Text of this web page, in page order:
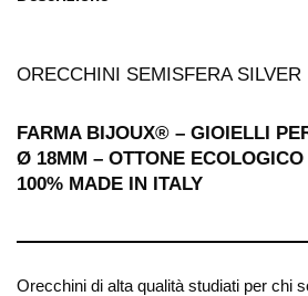
ORECCHINI SEMISFERA SILVER
FARMA BIJOUX® – GIOIELLI
Ø 18MM – OTTONE ECOLOGICO
100% MADE IN ITALY
Orecchini di alta qualità studiati per chi